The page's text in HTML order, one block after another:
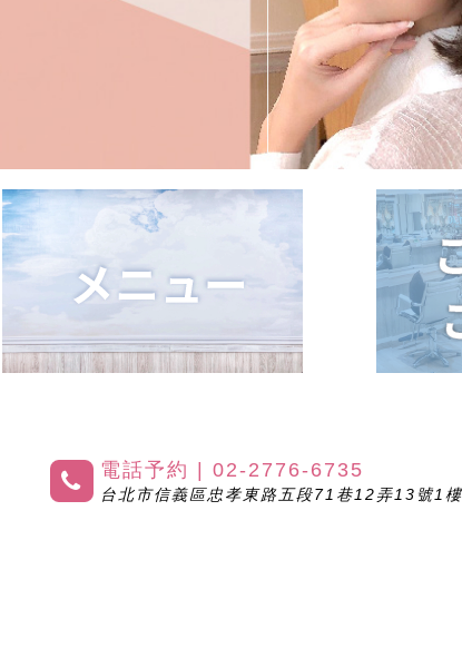
電話予約 | 02-2776-6735
台北市信義區忠孝東路五段71巷12弄13號1樓